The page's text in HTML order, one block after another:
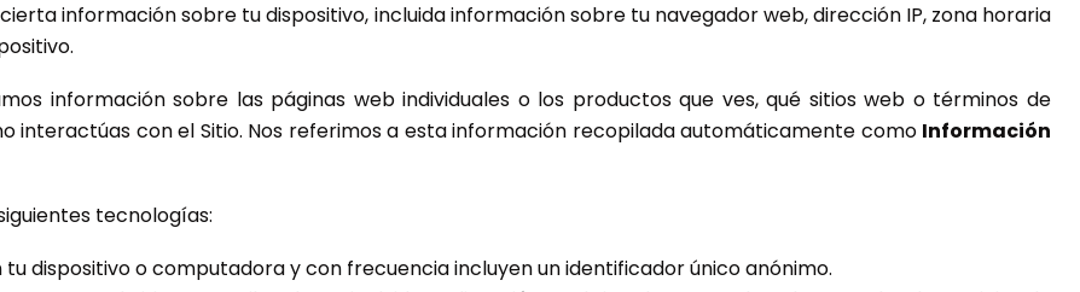
información sobre tu dispositivo, incluida información sobre tu navegador web, dirección IP, zona horaria
información sobre las páginas web individuales o los productos que ves, qué sitios web o términos de
interactúas con el Sitio. Nos referimos a esta información recopilada automáticamente como Información
tecnologías:
dispositivo o computadora y con frecuencia incluyen un identificador único anónimo.